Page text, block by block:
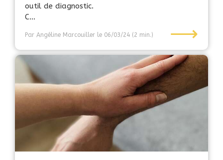
outil de diagnostic.
C...
Par Angéline Marcouiller le 06/03/24 (2 min.) ⟶